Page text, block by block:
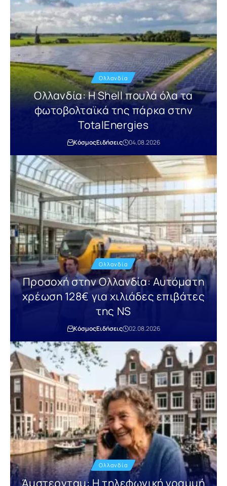
Ολλανδία
Ολλανδία: Η Shell πουλά όλα τα
φωτοβολταϊκά της πάρκα στην
TotalEnergies
ΚόσμοςΕιδήσεις 04.08.2026
Ολλανδία
Προσοχή στην Ολλανδία: Αυτόματη
χρέωση 128€ για χιλιάδες επιβάτες
της NS
ΚόσμοςΕιδήσεις 02.08.2026
Ολλανδία
Άμστερνταμ: Η τηλεφωνική γραμμή